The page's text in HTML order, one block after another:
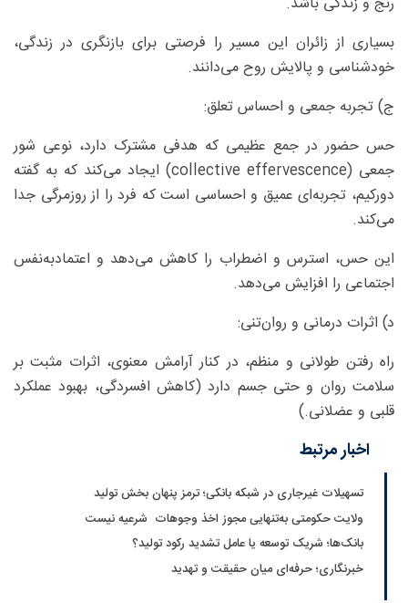
بسیاری از زائران این مسیر را فرصتی برای بازنگری در زندگی،
خودشناسی و پالایش روح می‌دانند.
ج) تجربه جمعی و احساس تعلق:
حس حضور در جمع عظیمی که هدفی مشترک دارد، نوعی شور
جمعی (collective effervescence) ایجاد می‌کند که به گفته
دورکیم، تجربه‌ای عمیق و احساسی است که فرد را از روزمرگی جدا
می‌کند.
این حس، استرس و اضطراب را کاهش می‌دهد و اعتمادبه‌نفس
اجتماعی را افزایش می‌دهد.
د) اثرات درمانی و روان‌تنی:
راه رفتن طولانی و منظم، در کنار آرامش معنوی، اثرات مثبت بر
سلامت روان و حتی جسم دارد (کاهش افسردگی، بهبود عملکرد
قلبی و عضلانی.)
اخبار مرتبط
تسهیلات غیرجاری در شبکه بانکی؛ ترمز پنهان بخش تولید
ولایت حکومتی به‌تنهایی مجوز اخذ وجوهات شرعیه نیست
بانک‌ها؛ شریک توسعه یا عامل تشدید رکود تولید؟
خبرنگاری؛ حرفه‌ای میان حقیقت و تهدید